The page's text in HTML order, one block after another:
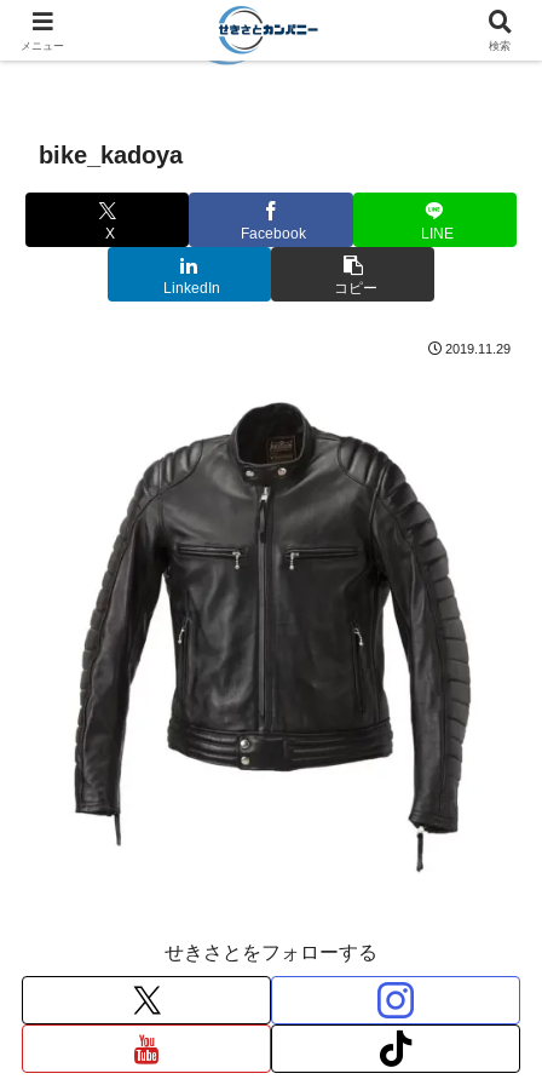
bike_kadoya
X Facebook LINE
LinkedIn コピー
2019.11.29
せきさとをフォローする
メニュー 検索